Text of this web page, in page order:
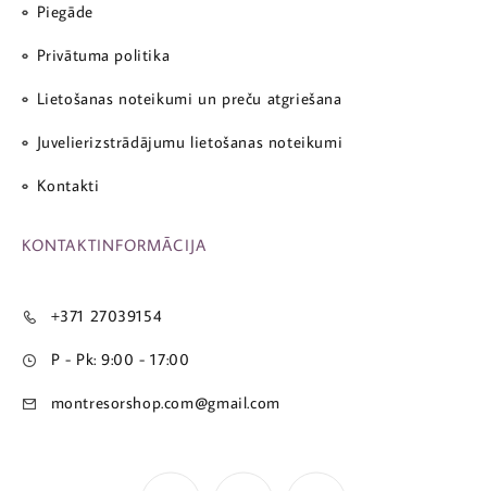
Piegāde
Privātuma politika
Lietošanas noteikumi un preču atgriešana
Juvelierizstrādājumu lietošanas noteikumi
Kontakti
KONTAKTINFORMĀCIJA
+371 27039154
P - Pk: 9:00 - 17:00
montresorshop.com@gmail.com